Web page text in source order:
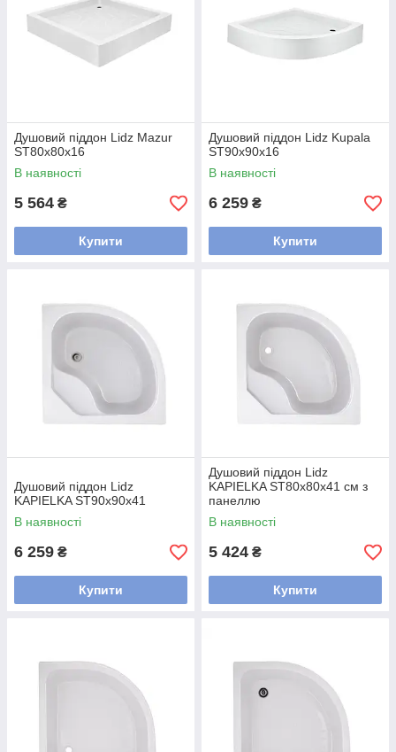
Душовий піддон Lidz Mazur
ST80x80x16
В наявності
5 564 ₴
Купити
Душовий піддон Lidz Kupala
ST90x90x16
В наявності
6 259 ₴
Купити
Душовий піддон Lidz
KAPIELKA ST90x90x41
В наявності
6 259 ₴
Купити
Душовий піддон Lidz
KAPIELKA ST80x80x41 см з
панеллю
В наявності
5 424 ₴
Купити